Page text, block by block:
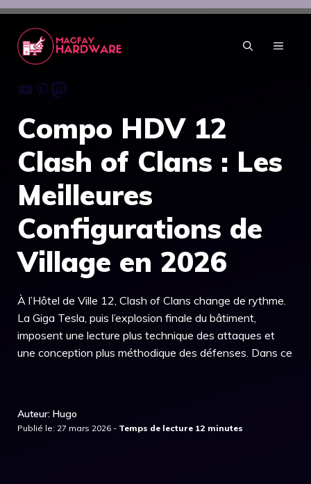
Aller
contenu
MENU
Youtube
Pinterest
Mastodon
Compo HDV 12
Clash of Clans : Les
Meilleures
Configurations de
Village en 2026
À l’Hôtel de Ville 12, Clash of Clans change de rythme.
La Giga Tesla, puis l’explosion finale du bâtiment,
imposent une lecture plus technique des attaques et
une conception plus méthodique des défenses. Dans ce
Auteur: Hugo
Publié le: 27 mars 2026 -